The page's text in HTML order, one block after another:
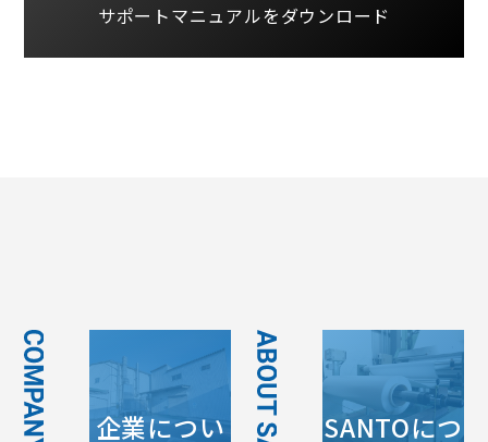
サポートマニュアルをダウンロード
企業につい SANTOにつ